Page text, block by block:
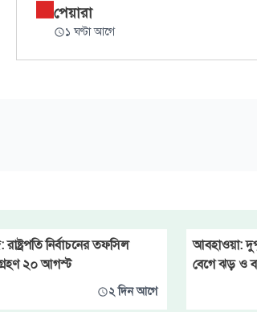
পেয়ারা
১ ঘণ্টা আগে
নির্বাচনের তফসিল
২০ আগস্ট
২ দিন আগে
আবহাওয়া:
বেগে ঝড় ও